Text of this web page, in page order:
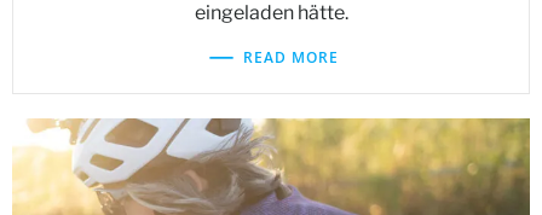
eingeladen hätte.
READ MORE